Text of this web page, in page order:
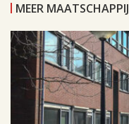
MEER MAATSCHAPPIJ